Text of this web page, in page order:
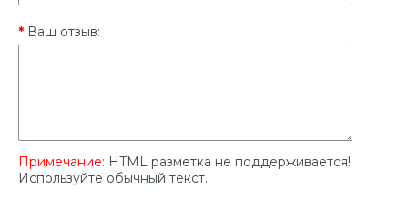
Ваш отзыв:
Примечание: HTML разметка не поддерживается!
Используйте обычный текст.